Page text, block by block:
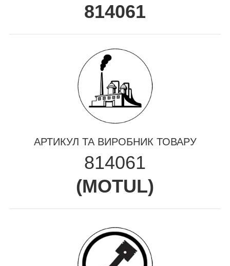
814061
АРТИКУЛ ТА ВИРОБНИК ТОВАРУ
814061
(MOTUL)